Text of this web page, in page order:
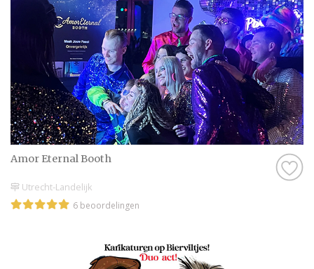
Amor Eternal Booth
Utrecht-Landelijk
6 beoordelingen